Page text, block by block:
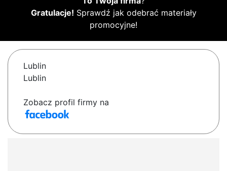
Gratulacje! Sprawdź jak odebrać materiały
promocyjne!
Lublin
Lublin
Zobacz profil firmy na